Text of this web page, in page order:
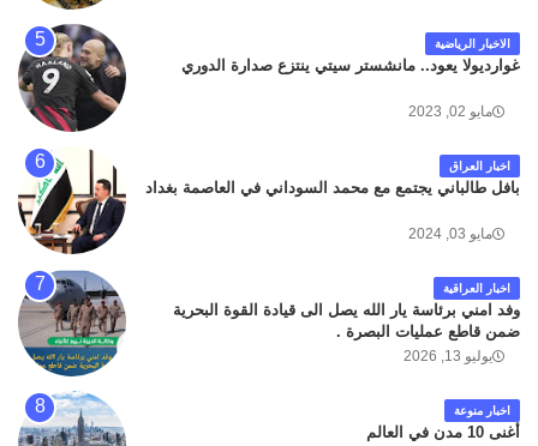
الاخبار الرياضية
غوارديولا يعود.. مانشستر سيتي ينتزع صدارة الدوري
مايو 02, 2023
اخبار العراق
بافل طالباني يجتمع مع محمد السوداني في العاصمة بغداد
مايو 03, 2024
اخبار العراقية
وفد امني برئاسة يار الله يصل الى قيادة القوة البحرية
ضمن قاطع عمليات البصرة .
يوليو 13, 2026
اخبار منوعة
أغنى 10 مدن في العالم